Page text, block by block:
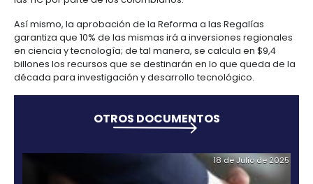
Automotriz
Materiales
de
construcción
Audiovisual
Centros
de
compartidos
sectores
Agroquímicos
Infraestructura
turismo
laboral
y
migratorio
5.
Relaciones
estado
región
Oportunidades
de
Inversión
Regional
“Es satisfactorio no solo haber escalado seis
un año y otro, sino observar que cada vez nuestro
pasos adelante en lo que respecta a innovación,
cinco locomotoras que hemos definido como
nuestra economía”, sostuvo el Ministro.
tecnológica se ha convertido en un sector
involucra una inversión de $5,5 billones en el
promover infraestructura, servicios, aplicaciones y